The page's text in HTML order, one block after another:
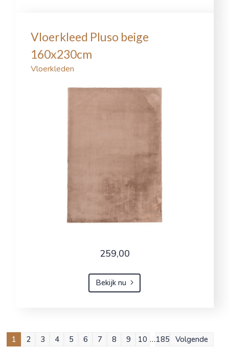
Vloerkleed Pluso beige
160x230cm
Vloerkleden
259,00
Bekijk nu
1 2 3 4 5 6 7 8 9 10 …185 Volgende